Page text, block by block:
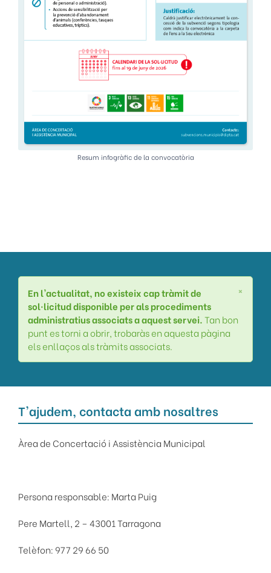
Resum infogràfic de la convocatòria
×
En l'actualitat, no existeix cap tràmit de
sol·licitud disponible per als procediments
administratius associats a aquest servei.Tan bon
punt es torni a obrir, trobaràs en aquesta pàgina
els enllaços als tràmits associats.
T'ajudem, contacta amb nosaltres
Àrea de Concertació i Assistència Municipal
Persona responsable: Marta Puig
Pere Martell, 2 – 43001 Tarragona
Telèfon: 977 29 66 50